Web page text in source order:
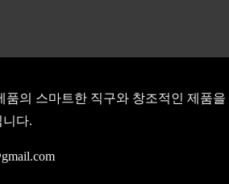
품의 스마트한 직구와 창조적인 제품을
다.